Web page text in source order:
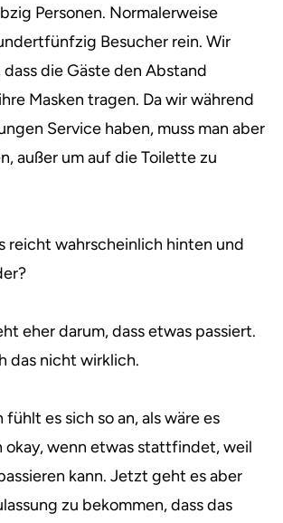
Personen. Normalerweise
Besucher rein. Wir
die Gäste den Abstand
Masken tragen. Da wir während
Service haben, muss man aber
außer um auf die Toilette zu
reicht wahrscheinlich hinten und
eher darum, dass etwas passiert.
das nicht wirklich.
fühlt es sich so an, als wäre es
okay, wenn etwas stattfindet, weil
kann. Jetzt geht es aber
zu bekommen, dass das